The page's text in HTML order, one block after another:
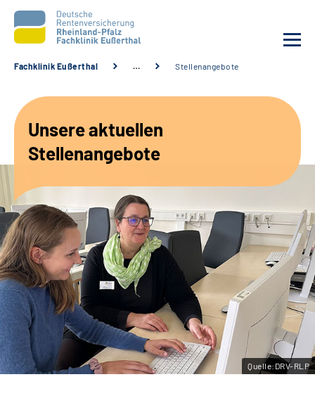
Unsere Angebote
Karriere
Beratungsstellen &
Zuweisende
Suche
Leichte Sprache
Gebärdensprache
Fachklinik Eußerthal … Stellenangebote
Unsere aktuellen
Stellenangebote
Quelle:DRV-RLP